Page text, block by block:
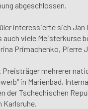
abgeschlossen.
interessierte sich
auch viele Meisterkurse
Primachenko, Pierre
mehrerer
in Marienbad,
der Tschechischen
Karlsruhe.